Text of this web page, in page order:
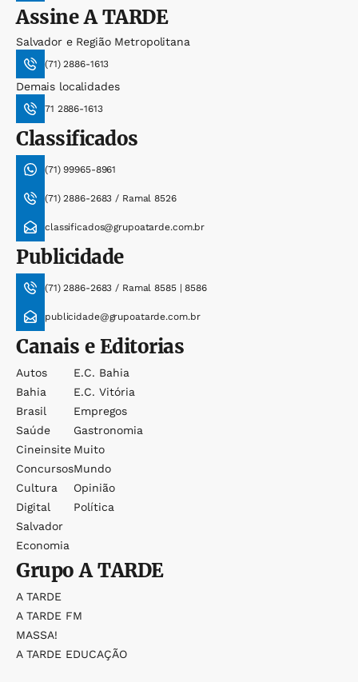
AssineA TARDE
Salvador e Região Metropolitana
(71) 2886-1613
Demais localidades
71 2886-1613
Classificados
(71) 99965-8961
(71) 2886-2683 / Ramal 8526
classificados@grupoatarde.com.br
Publicidade
(71) 2886-2683 / Ramal 8585 | 8586
publicidade@grupoatarde.com.br
Canais e Editorias
Autos
Bahia
Brasil
Saúde
Cineinsite
Concursos
Cultura
Digital
Salvador
Economia
E.c. Bahia
E.c. Vitória
Empregos
Gastronomia
Muito
Mundo
Opinião
Política
GrupoA TARDE
A TARDE
A TARDE FM
MASSA!
A TARDE EDUCAÇÃO